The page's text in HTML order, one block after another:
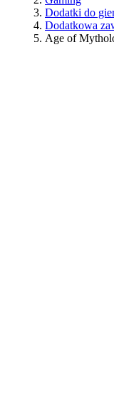
Dodatki do
Dodatkowa
Age of